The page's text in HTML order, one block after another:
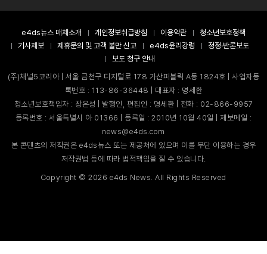
e4ds뉴스 매체소개 개인정보취급방침 이용약관
청소년보호정책
기사제보
제휴문의 및 고객 불만 신고 e4ds윤리강령
정정·반론보도
보도 청구 안내
(주)채널5코리아 | 서울 금천구 디지털로 178 가산퍼블릭 A동 1824호 | 사업자등
록번호 : 113-86-36448 | 대표자 : 명세환
청소년보호책임자 : 장은성 | 발행인, 편집인 : 명세환 | 전화 : 02-866-9957
등록번호 : 서울특별시 아 01366 | 등록일 : 2010년 10월 40일 | 제보메일 :
news@e4ds.com
본 콘텐츠의 저작권은 e4ds뉴스 또는 제공처에 있으며 이를 무단 이용하는 경우
저작권법 등에 따라 법적책임을 질 수 있습니다.
Copyright ©2026 e4ds News. All Rights Reserved